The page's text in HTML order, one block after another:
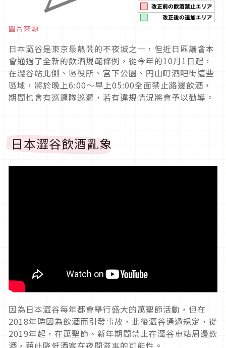
圖片來源
日本澀谷是東京最熱鬧的不夜城之一，但近日區議會本
會通過了全新的飲酒規範條例，從今年的10月1日起，
在澀谷站北側、區役所、宮下公園、円山町酒吧街這些
區域，將於晚上6:00～早上05:00全面禁止路邊飲酒，
期間也會有巡邏隊巡邏，若有違規情況將會予以勸導。
日本澀谷飲酒亂象
因為日本澀谷每年都會舉行盛大的萬聖節活動，但在
2018年時因為飲酒而引發事故，此後澀谷通過規定，從
2019年起，在萬聖節、新年期間禁止在澀谷車站周邊飲
酒，藉此降低酒客在夜間滋事的可能性。